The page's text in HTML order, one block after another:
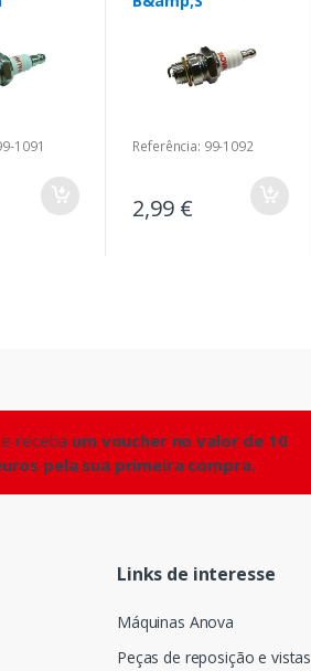
1091 Referência: 99-1092
2,99 €
receba um voucher no valor de 10
pela sua primeira compra.
Links de interesse
Máquinas Anova
Peças de reposição e vistas